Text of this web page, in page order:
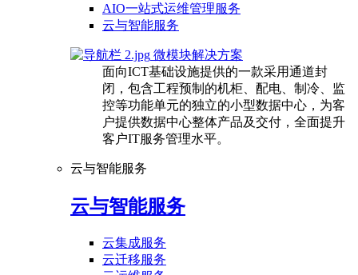
AIO一站式运维管理服务
云与智能服务
微模块解决方案
面向ICT基础设施提供的一款采用通道封
闭，包含工程预制的机柜、配电、制冷、监
控等功能单元的独立的小型数据中心，为客
户提供数据中心整体产品及交付，全面提升
客户IT服务管理水平。
云与智能服务
云与智能服务
云集成服务
云迁移服务